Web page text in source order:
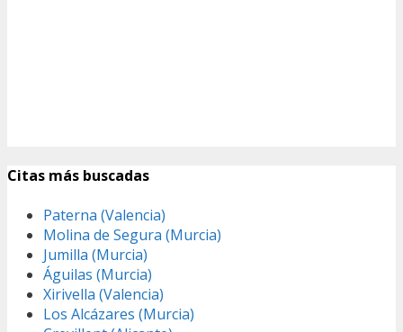
Citas más buscadas
Paterna (Valencia)
Molina de Segura (Murcia)
Jumilla (Murcia)
Águilas (Murcia)
Xirivella (Valencia)
Los Alcázares (Murcia)